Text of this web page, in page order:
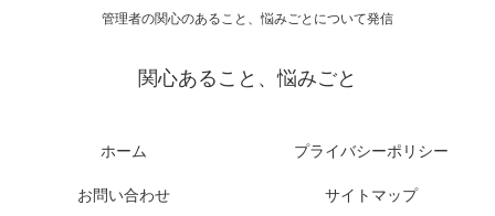
管理者の関心のあること、悩みごとについて発信
関心あること、悩みごと
ホーム プライバシーポリシー
お問い合わせ サイトマップ